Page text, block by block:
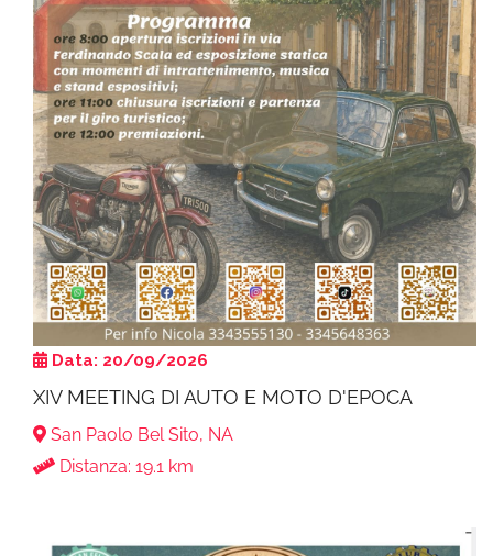
Data: 20/09/2026
XIV MEETING DI AUTO E MOTO D'EPOCA
San Paolo Bel Sito, NA
Distanza: 19.1 km